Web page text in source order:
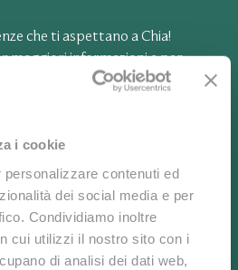
i cookie
contenuti ed
dei social media e per
Condividiamo inoltre
cui utilizzi il nostro sito con i
di analisi dei dati web,
che ti aspettano a Chia!
maggiori informazioni e per
indimenticabile.
CHIAMACI